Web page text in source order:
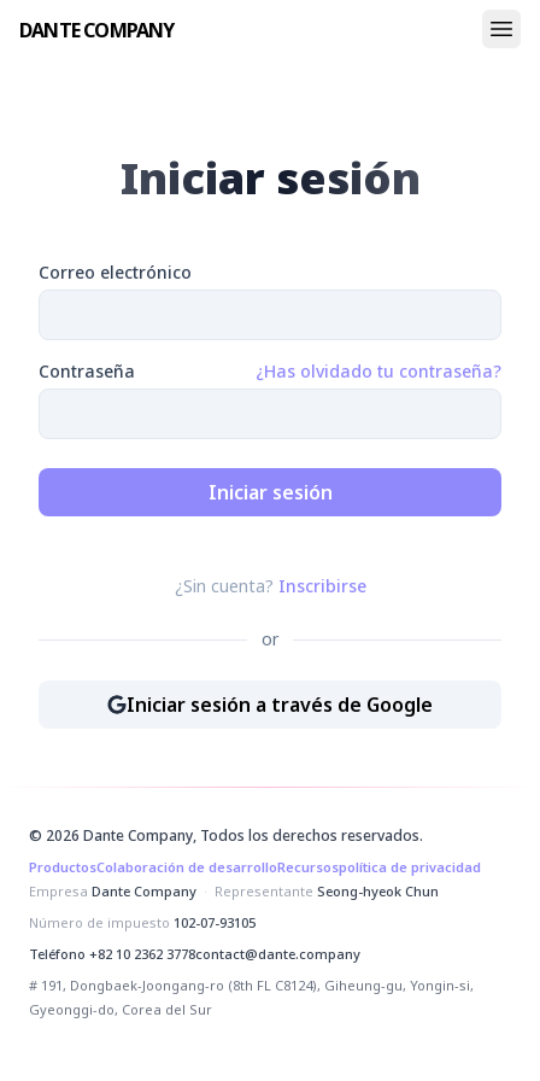
DANTE COMPANY
Iniciar sesión
Correo electrónico
Contraseña ¿Has olvidado tu contraseña?
Iniciar sesión
¿Sin cuenta? Inscribirse
or
Iniciar sesión a través de
Iniciar sesión a través de Google
© 2026 Dante Company, Todos los derechos reservados.
ProductosColaboración de desarrolloRecursospolítica de privacidad
Empresa Dante Company · Representante Seong-hyeok Chun
Número de impuesto 102-07-93105
Teléfono +82 10 2362 3778contact@dante.company
# 191, Dongbaek-Joongang-ro (8th FL C8124), Giheung-gu, Yongin-si,
Gyeonggi-do, Corea del Sur